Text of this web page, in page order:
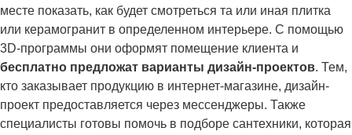
месте показать, как будет смотреться та или иная плитка
или керамогранит в определенном интерьере. С помощью
3D-программы они оформят помещение клиента и
бесплатно предложат варианты дизайн-проектов. Тем,
кто заказывает продукцию в интернет-магазине, дизайн-
проект предоставляется через мессенджеры. Также
специалисты готовы помочь в подборе сантехники, которая